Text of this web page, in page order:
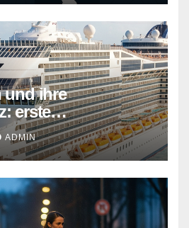
und ihre
erste
gehen neue
ADMIN